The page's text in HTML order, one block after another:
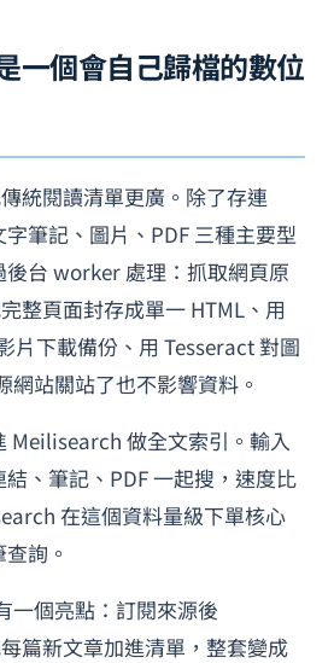
一個會自己歸檔的數位
統閱讀清單更廣。除了存連
筆記、圖片、PDF 三種主要型
台 worker 處理：抓取網頁原
整頁面封存成單一 HTML、用
片下載備份、用 Tesseract 對圖
網站關站了也不影響資料。
Meilisearch 做全文索引。輸入
、筆記、PDF 一起搜，速度比
在這個資料量級下單核心
詢。
一個亮點：訂閱來源後
篇新文章加進清單，整套變成